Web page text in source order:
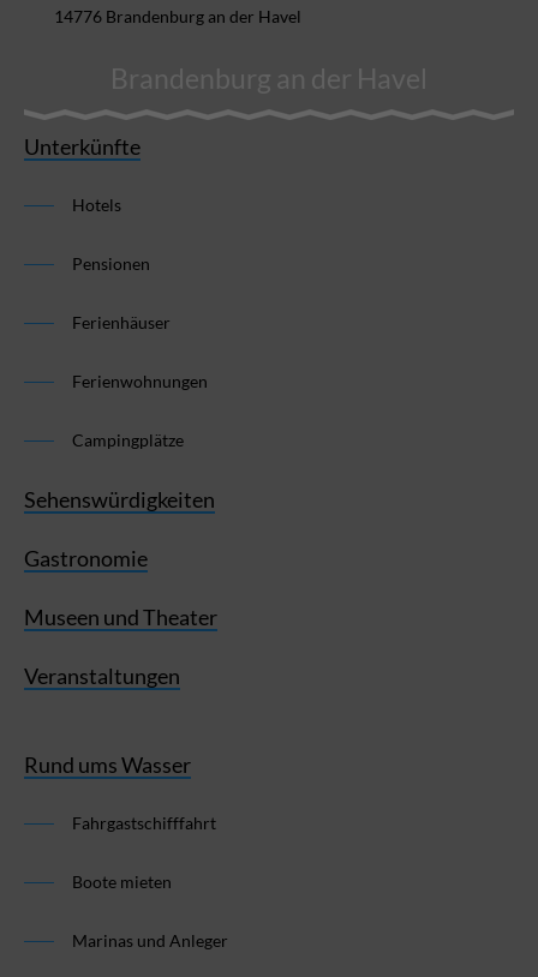
14776 Brandenburg an der Havel
Brandenburg an der Havel
Unterkünfte
Hotels
Pensionen
Ferienhäuser
Ferienwohnungen
Campingplätze
Sehenswürdigkeiten
Gastronomie
Museen und Theater
Veranstaltungen
Rund ums Wasser
Fahrgastschifffahrt
Boote mieten
Marinas und Anleger